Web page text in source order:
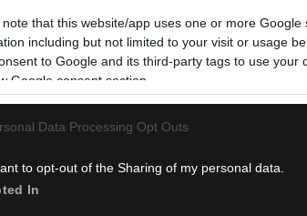
note that this website/app uses one or more
including but not limited to your visit or usage
to Google and its third-party tags to use your
Google consent section.
Data Processing Opt Outs
to opt-out of the Sharing of my personal data.
In